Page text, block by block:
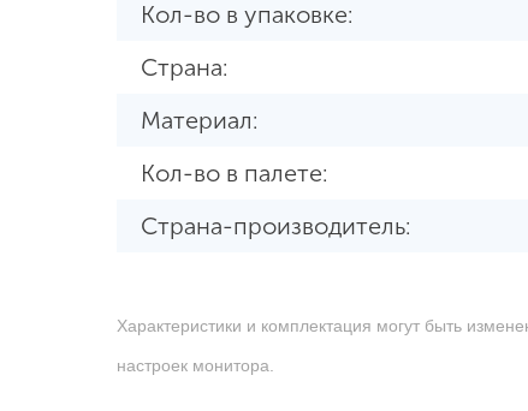
Кол-во в упаковке:
Страна:
Материал:
Кол-во в палете:
Страна-производитель:
Характеристики и комплектация могут быть
настроек монитора.